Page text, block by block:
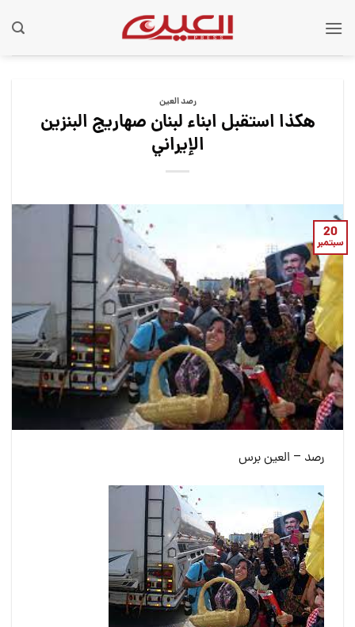
رصد العین
هكذا استقبل ابناء لبنان صهاريج البنزين
الإيراني
20
سبتمبر
رصد – العين برس